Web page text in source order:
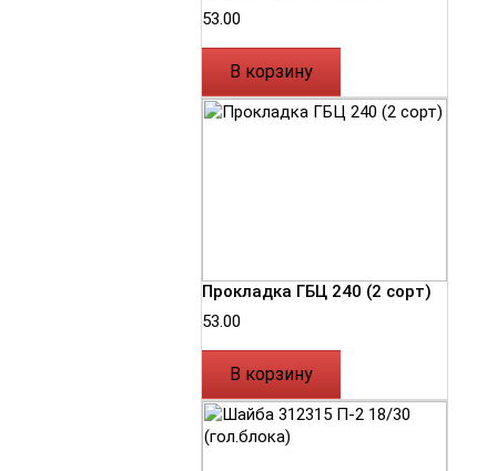
53.00
В корзину
Прокладка ГБЦ 240 (2 сорт)
53.00
В корзину